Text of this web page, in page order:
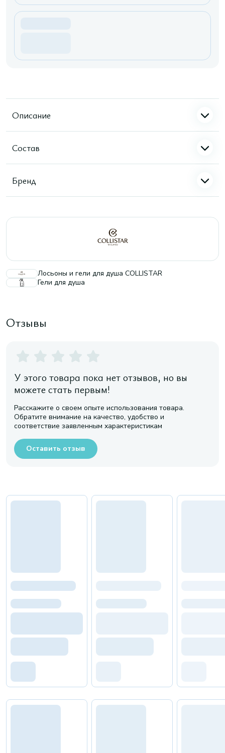
Описание
Состав
Бренд
Лосьоны и гели для душа COLLISTAR
Гели для душа
Отзывы
У этого товара пока нет отзывов, но вы
можете стать первым!
Расскажите о своем опыте использования товара.
Обратите внимание на качество, удобство и
соответствие заявленным характеристикам
Оставить отзыв